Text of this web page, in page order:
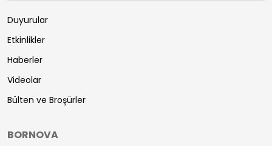
Duyurular
Etkinlikler
Haberler
Videolar
Bülten ve Broşürler
BORNOVA